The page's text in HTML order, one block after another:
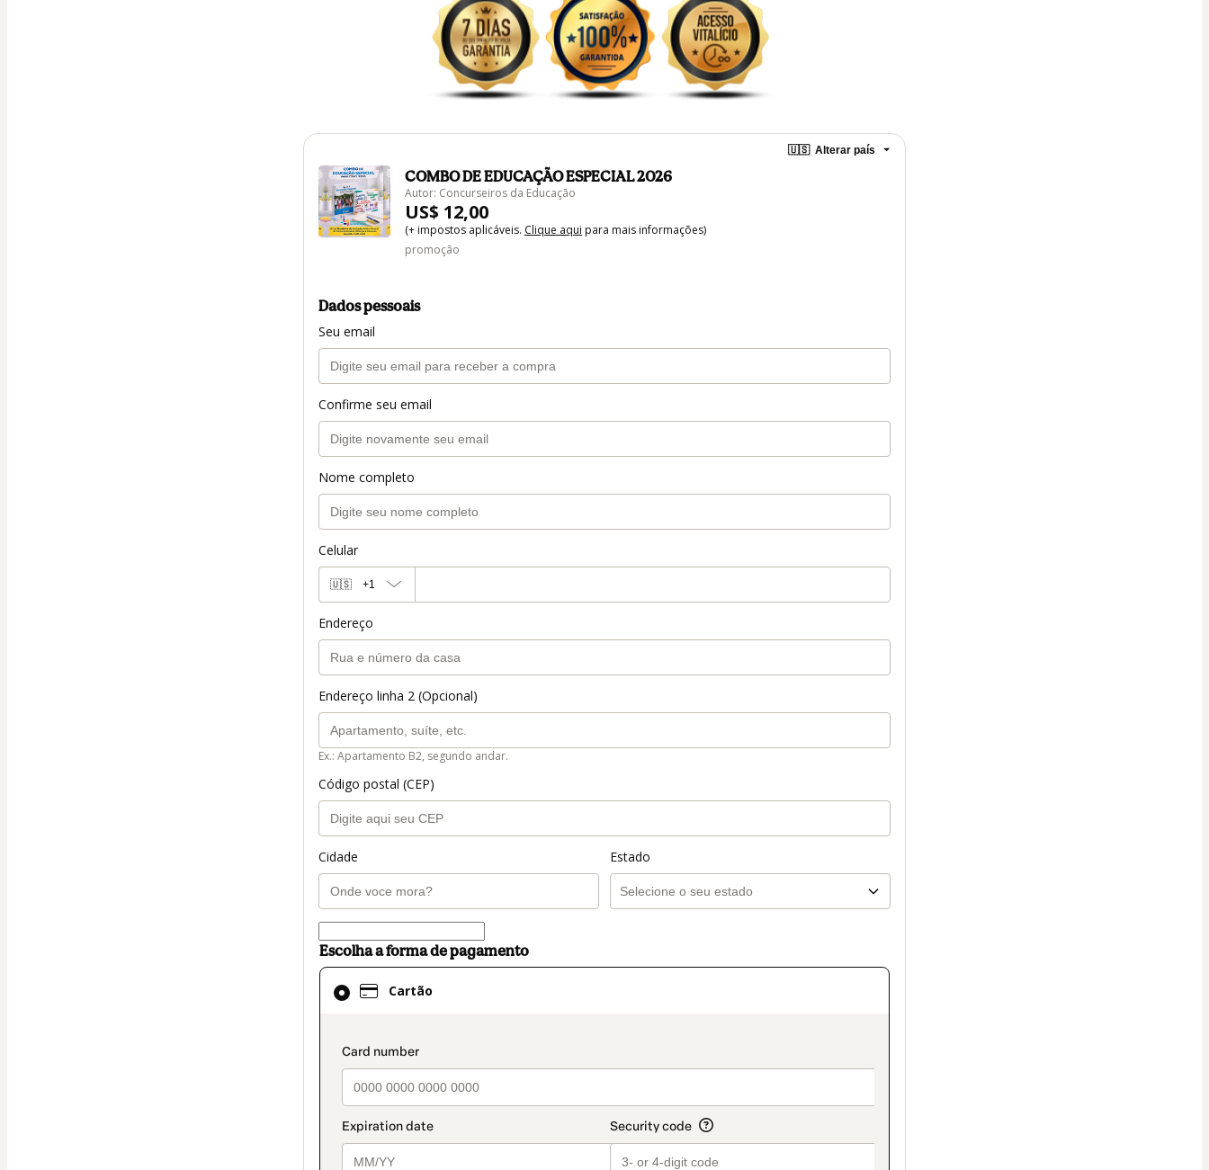
🇺🇸 Alterar país
COMBO DE EDUCAÇÃO ESPECIAL 2026
Autor: Concurseiros da Educação
US$ 12,00
(+ impostos aplicáveis. Clique aqui para mais informações)
promoção
Dados pessoais
Seu email
Confirme seu email
Nome completo
Celular
🇺🇸 +1
Endereço
Endereço linha 2 (Opcional)
Ex.: Apartamento B2, segundo andar.
Código postal (CEP)
Cidade Estado
Escolha a forma de pagamento
Cartão
payment_data.section_title_v2
Cartão
selecionado
pagamento